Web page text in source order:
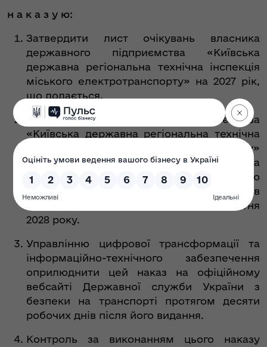
н а к а з у ю:
Затвердити лист очікувань власника
державного підприємства «Київська
державна регіональна технічна інспекція
міського електротранспорту» на 2027 рік,
що додається.
Керівнику державного підприємства
«Київська державна регіональна технічна
інспекція міського електротранспорту»
забезпечити виконання положень листа
очікувань власника та подати інформацію
про стан виконання визначених показників
та завдань у ньому у строк до 01 квітня
2028 року.
Управлінню цифрової трансформації та
інформаційно-технічного забезпечення
оприлюднити цей наказ на офіційному
вебсайті Державної служби України з
безпеки на транспорті протягом десяти
робочих днів після його видання.
Контроль за виконанням цього наказу